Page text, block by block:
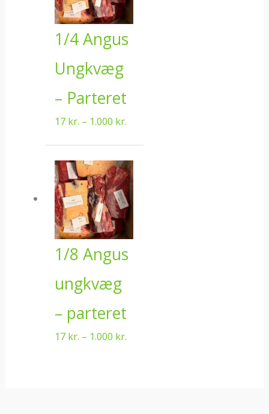
1/4 Angus
Ungkvæg
– Parteret
17 kr. – 1.000 kr.
1/8 Angus
ungkvæg
– parteret
17 kr. – 1.000 kr.
17 kr.
til
1.000 kr.